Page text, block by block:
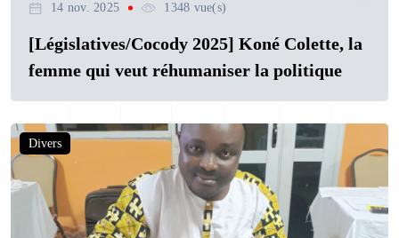
14 nov. 2025 1348 vue(s)
[Législatives/Cocody 2025] Koné Colette, la
femme qui veut réhumaniser la politique
Divers